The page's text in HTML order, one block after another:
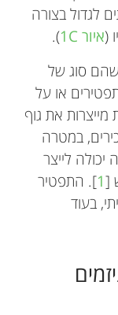
לגדול בצורה
(איור 1C
).
סוג של
או על
את גוף
במטרה
יכולה לייצר
[
1]. התפטיר
בעוד